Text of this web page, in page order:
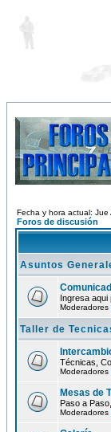
Fecha y hora actual:
Foros de discusión
Asuntos
Ingresa aqui
Moderadores
Taller de
Técnicas,
Moderadores
Mesas de
Paso a
Moderadores